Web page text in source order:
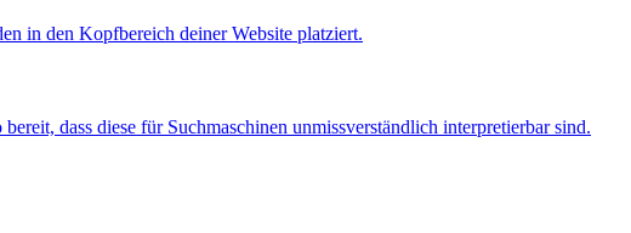
in den Kopfbereich deiner Website platziert.
dass diese für Suchmaschinen unmissverständlich interpretierbar sind.